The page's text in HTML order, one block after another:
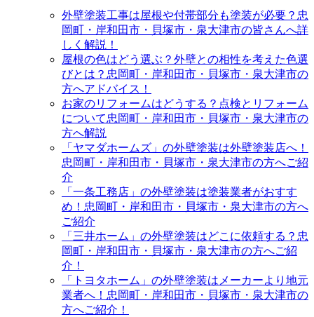
外壁塗装工事は屋根や付帯部分も塗装が必要？忠
岡町・岸和田市・貝塚市・泉大津市の皆さんへ詳
しく解説！
屋根の色はどう選ぶ？外壁との相性を考えた色選
びとは？忠岡町・岸和田市・貝塚市・泉大津市の
方へアドバイス！
お家のリフォームはどうする？点検とリフォーム
について忠岡町・岸和田市・貝塚市・泉大津市の
方へ解説
「ヤマダホームズ」の外壁塗装は外壁塗装店へ！
忠岡町・岸和田市・貝塚市・泉大津市の方へご紹
介
「一条工務店」の外壁塗装は塗装業者がおすす
め！忠岡町・岸和田市・貝塚市・泉大津市の方へ
ご紹介
「三井ホーム」の外壁塗装はどこに依頼する？忠
岡町・岸和田市・貝塚市・泉大津市の方へご紹
介！
「トヨタホーム」の外壁塗装はメーカーより地元
業者へ！忠岡町・岸和田市・貝塚市・泉大津市の
方へご紹介！